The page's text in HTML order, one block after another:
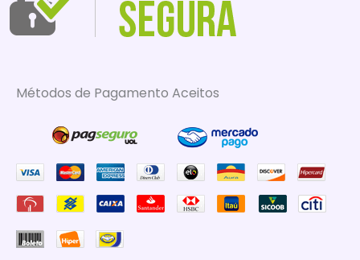
Métodos de Pagamento Aceitos